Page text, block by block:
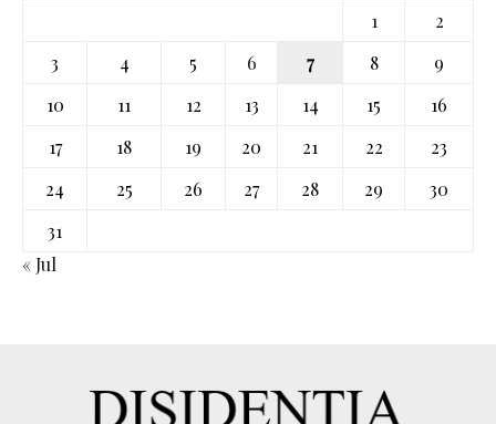
1
2
3
4 5 6 7 8
9
10
11 12 13 14 15
16
17
18 19 20 21 22
23
24
25 26 27 28 29
30
31
« Jul